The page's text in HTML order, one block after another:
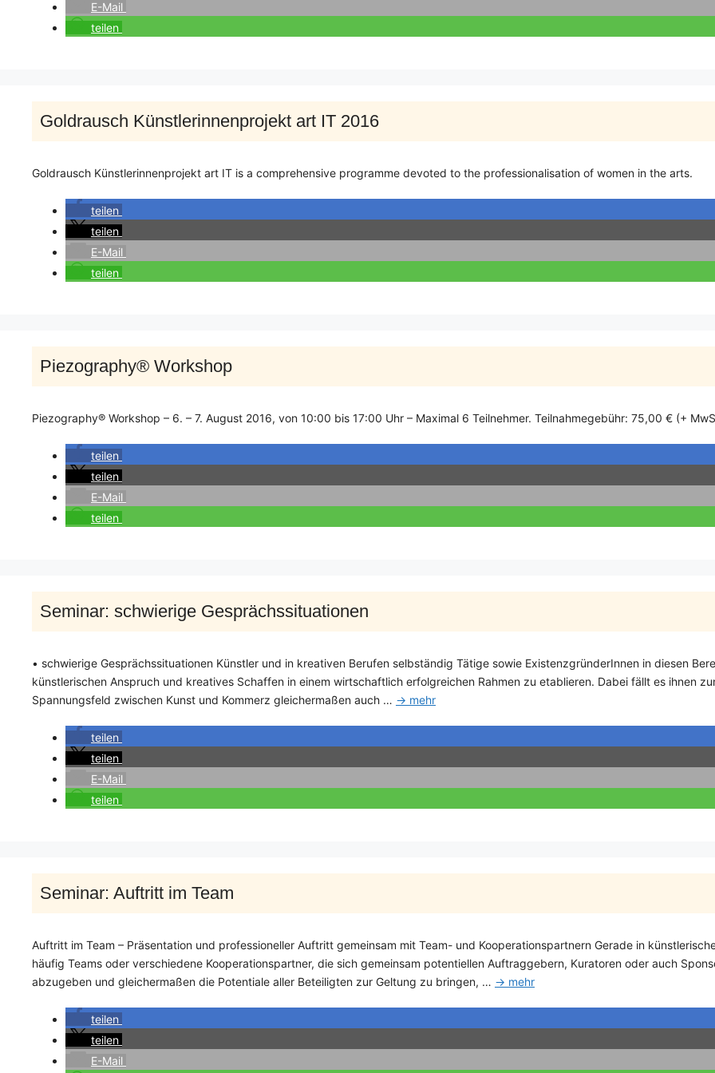
E-Mail
teilen
Goldrausch Künstlerinnenprojekt art IT 2016
Goldrausch Künstlerinnenprojekt art IT is a comprehensive programme devoted to the professionalisation of women in the arts.
teilen
teilen
E-Mail
teilen
Piezography® Workshop
Piezography® Workshop – 6. – 7. August 2016, von 10:00 bis 17:00 Uhr – Maximal 6 Teilnehmer. Teilnahmegebühr: 75,00 € (+
teilen
teilen
E-Mail
teilen
Seminar: schwierige Gesprächssituationen
• schwierige Gesprächssituationen Künstler und in kreativen Berufen selbständig Tätige sowie ExistenzgründerInnen in diesen
künstlerischen Anspruch und kreatives Schaffen in einem wirtschaftlich erfolgreichen Rahmen zu etablieren. Dabei fällt es ihnen
Spannungsfeld zwischen Kunst und Kommerz gleichermaßen auch … → mehr
teilen
teilen
E-Mail
teilen
Seminar: Auftritt im Team
Auftritt im Team – Präsentation und professioneller Auftritt gemeinsam mit Team- und Kooperationspartnern Gerade in
häufig Teams oder verschiedene Kooperationspartner, die sich gemeinsam potentiellen Auftraggebern, Kuratoren oder auch
abzugeben und gleichermaßen die Potentiale aller Beteiligten zur Geltung zu bringen, … → mehr
teilen
teilen
E-Mail